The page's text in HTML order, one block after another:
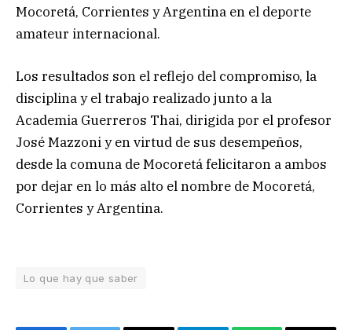
Mocoretá, Corrientes y Argentina en el deporte
amateur internacional.
Los resultados son elreflejo del compromiso, la
disciplina y el trabajo realizado junto a la
Academia Guerreros Thai, dirigida por el profesor
José Mazzoni y en virtud de sus desempeños,
desde la comuna de Mocoretá felicitaron a ambos
por dejar en lo más alto el nombre de Mocoretá,
Corrientes y Argentina.
Lo que hay que saber